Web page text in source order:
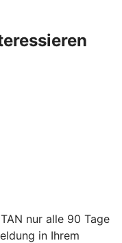
nur alle 90 Tage
in Ihrem